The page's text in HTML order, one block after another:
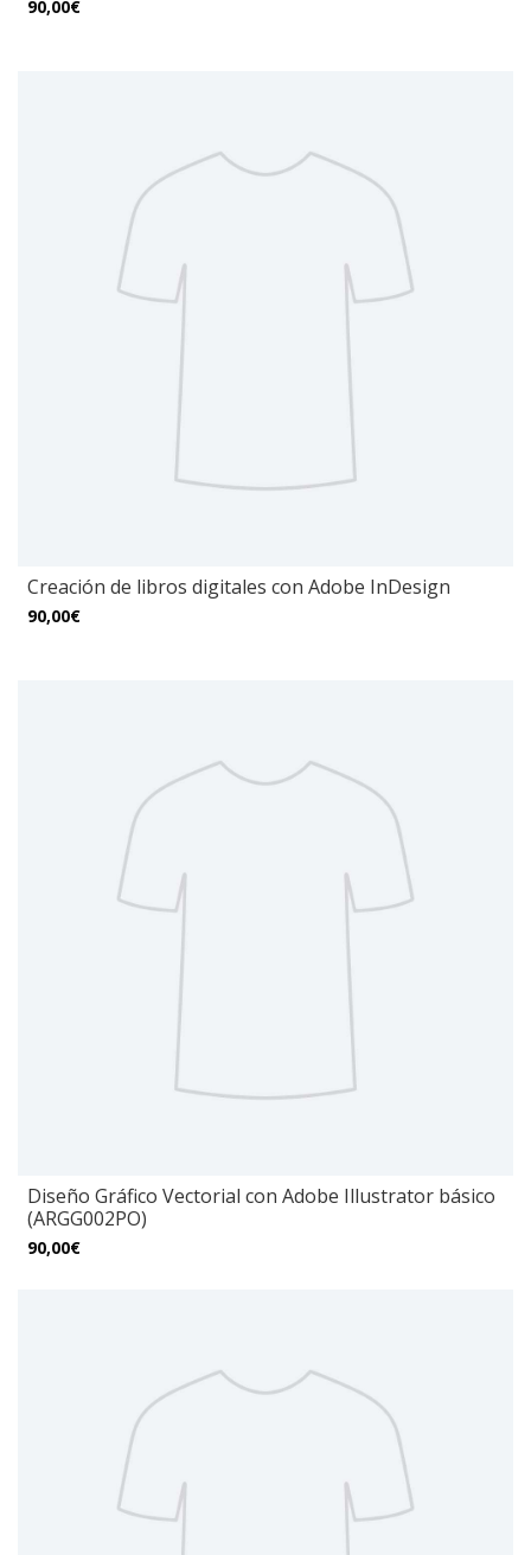
90,00€
Creación de libros digitales con Adobe InDesign
90,00€
Diseño Gráfico Vectorial con Adobe Illustrator básico
(ARGG002PO)
90,00€